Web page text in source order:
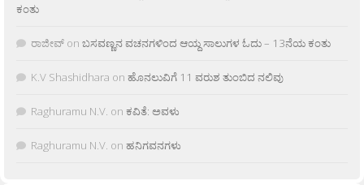
ಕಂತು
ರಾಜೀವ್ on ಬಸವಣ್ಣನ ವಚನಗಳಿಂದ ಆಯ್ದ ಸಾಲುಗಳ ಓದು – 13ನೆಯ ಕಂತು
K.V Shashidhara on ಹೊನಲುವಿಗೆ 11 ವರುಶ ತುಂಬಿದ ನಲಿವು
Raghuramu N.V. on ಕವಿತೆ: ಅವಳು
Raghuramu N.V. on ಹನಿಗವನಗಳು